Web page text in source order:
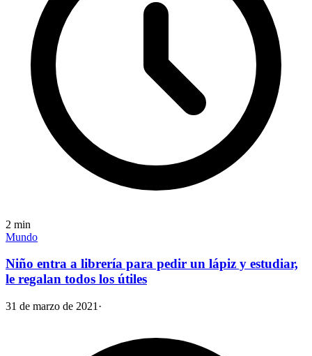
2 min
Mundo
Niño entra a librería para pedir un lápiz y estudiar,
le regalan todos los útiles
31 de marzo de 2021 ·